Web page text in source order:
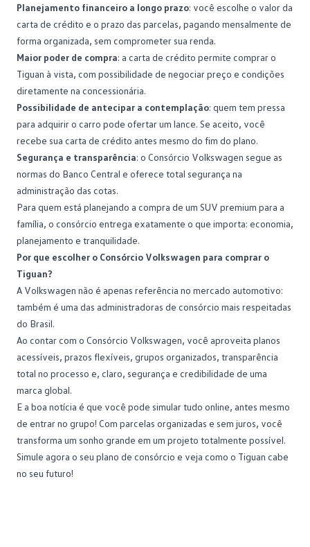
Planejamento financeiro a longo prazo: você escolhe o valor da
carta de crédito e o prazo das parcelas, pagando mensalmente de
forma organizada, sem comprometer sua renda.
Maior poder de compra: a carta de crédito permite comprar o
Tiguan à vista, com possibilidade de negociar preço e condições
diretamente na concessionária.
Possibilidade de antecipar a contemplação: quem tem pressa
para adquirir o carro pode ofertar um lance. Se aceito, você
recebe sua carta de crédito antes mesmo do fim do plano.
Segurança e transparência: o Consórcio Volkswagen segue as
normas do Banco Central e oferece total segurança na
administração das cotas.
Para quem está planejando a compra de um SUV premium para a
família, o consórcio entrega exatamente o que importa: economia,
planejamento e tranquilidade.
Por que escolher o Consórcio Volkswagen para comprar o
Tiguan?
A Volkswagen não é apenas referência no mercado automotivo:
também é uma das administradoras de consórcio mais respeitadas
do Brasil.
Ao contar com o Consórcio Volkswagen, você aproveita planos
acessíveis, prazos flexíveis, grupos organizados, transparência
total no processo e, claro, segurança e credibilidade de uma
marca global.
E a boa notícia é que você pode simular tudo online, antes mesmo
de entrar no grupo! Com parcelas organizadas e sem juros, você
transforma um sonho grande em um projeto totalmente possível.
Simule agora o seu plano de consórcio e veja como o Tiguan cabe
no seu futuro!